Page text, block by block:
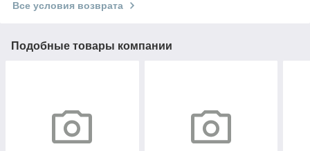
Все условия возврата
Подобные товары компании